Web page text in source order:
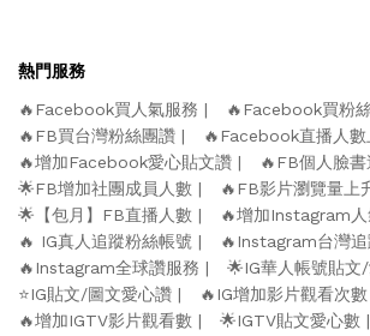
熱門服務
🔥Facebook買人氣服務
🔥Facebook買粉
🔥FB買台灣粉絲團讚
🔥Facebook直播人數
🔥增加Facebook愛心貼文讚
🔥FB個人臉
🌟FB增加社團成員人數
🔥FB影片瀏覽量上
🌟【包月】FB直播人數
🔥增加Instagram人
🔥 IG真人追蹤粉絲帳號
🔥Instagram台灣
🔥Instagram全球讚服務
🌟IG華人帳號貼文
⭐️IG貼文/圖文愛心讚
🔥IG增加影片觀看次數
🔥增加IGTV影片觀看數
🌟IGTV貼文愛心數